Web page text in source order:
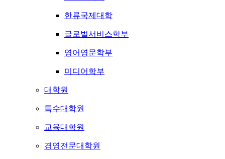
한류국제대학
글로벌서비스학부
영어영문학부
미디어학부
대학원
특수대학원
교육대학원
경영전문대학원